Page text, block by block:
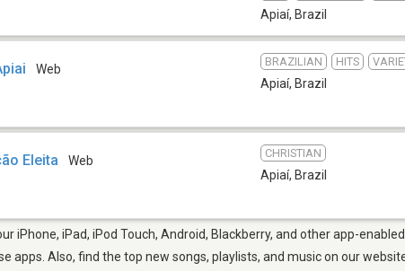
Apiaí, Brazil
Web
BRAZILIAN HITS
Apiaí, Brazil
Eleita Web
CHRISTIAN
Apiaí, Brazil
iPhone, iPad, iPod Touch, Android, Blackberry, and other app-
apps. Also, find the top new songs, playlists, and music on our